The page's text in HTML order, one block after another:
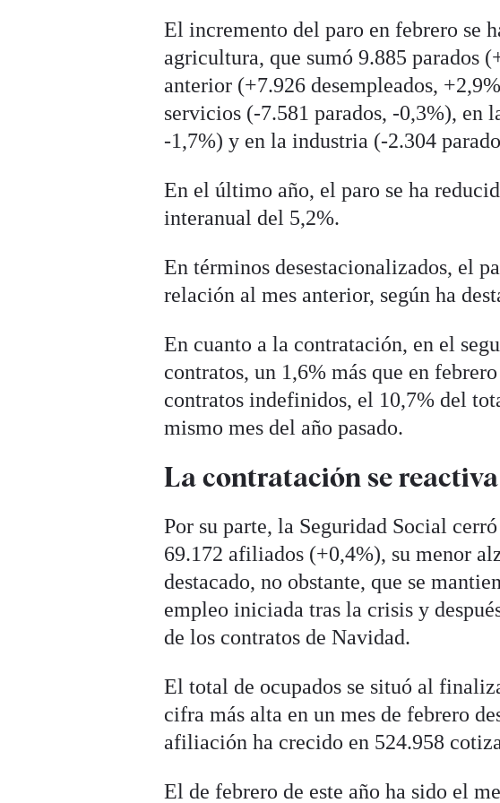
El incremento del paro en febrero se
agricultura, que sumó 9.885 parados
anterior (+7.926 desempleados,
servicios (-7.581 parados, -0,3%), en
-1,7%) y en la industria (-2.304
En el último año, el paro se ha
interanual del 5,2%.
En términos desestacionalizados, el
relación al mes anterior, según ha
En cuanto a la contratación, en el
contratos, un 1,6% más que en
contratos indefinidos, el 10,7% del
mismo mes del año pasado.
La contratación se reactiva
Por su parte, la Seguridad Social
69.172 afiliados (+0,4%), su menor
destacado, no obstante, que se
empleo iniciada tras la crisis y
de los contratos de Navidad.
El total de ocupados se situó al
cifra más alta en un mes de febrero
afiliación ha crecido en 524.958
El de febrero de este año ha sido el